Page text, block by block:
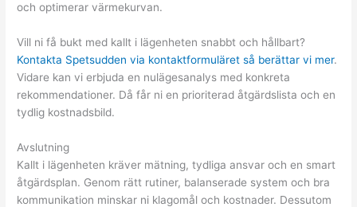
och optimerar värmekurvan.
Vill ni få bukt med kallt i lägenheten snabbt och hållbart?
Kontakta Spetsudden via kontaktformuläret så berättar vi mer.
Vidare kan vi erbjuda en nulägesanalys med konkreta
rekommendationer. Då får ni en prioriterad åtgärdslista och en
tydlig kostnadsbild.
Avslutning
Kallt i lägenheten kräver mätning, tydliga ansvar och en smart
åtgärdsplan. Genom rätt rutiner, balanserade system och bra
kommunikation minskar ni klagomål och kostnader. Dessutom